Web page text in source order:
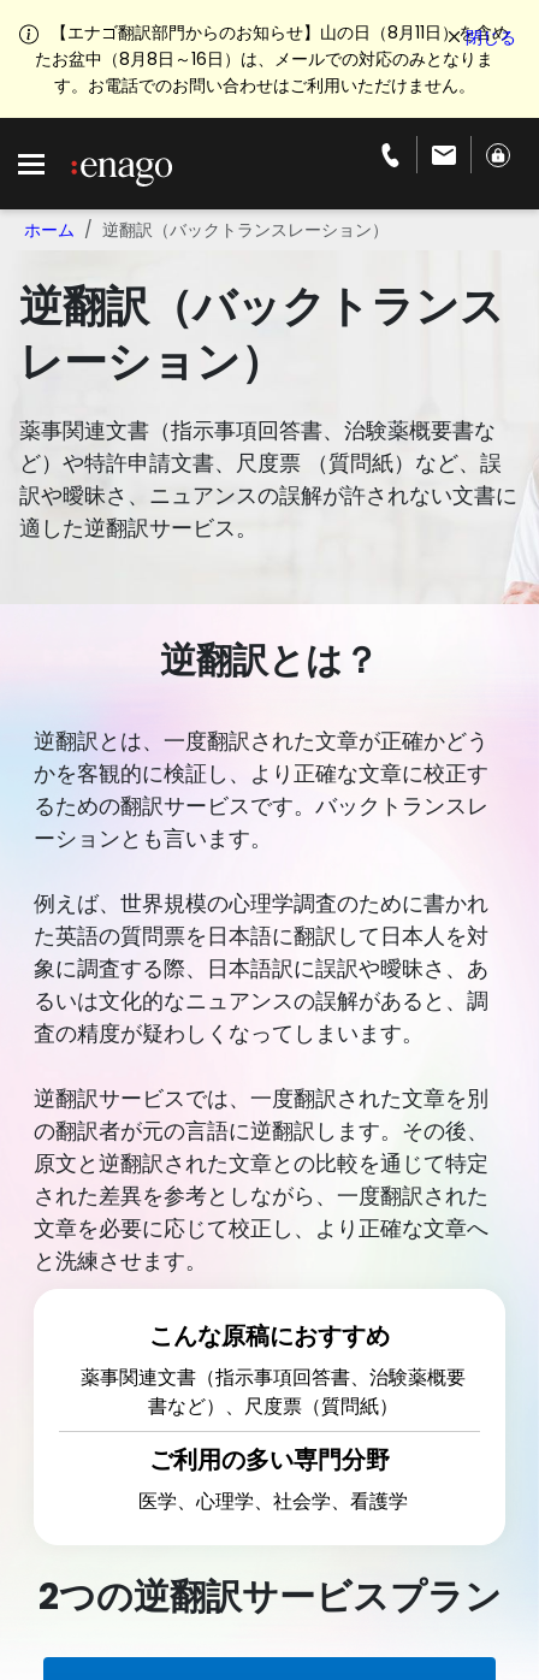
【エナゴ翻訳部門からのお知らせ】山の日（8月11日）を含め
たお盆中（8月8日～16日）は、メールでの対応のみとなりま
す。お電話でのお問い合わせはご利用いただけません。
ホーム 逆翻訳（バックトランスレーション）
逆翻訳（バックトランス
レーション）
薬事関連文書（指示事項回答書、治験薬概要書な
ど）や特許申請文書、尺度票 （質問紙）など、誤
訳や曖昧さ、ニュアンスの誤解が許されない文書に
適した逆翻訳サービス。
逆翻訳とは？
逆翻訳とは、一度翻訳された文章が正確かどう
かを客観的に検証し、より正確な文章に校正す
るための翻訳サービスです。バックトランスレ
ーションとも言います。
例えば、世界規模の心理学調査のために書かれ
た英語の質問票を日本語に翻訳して日本人を対
象に調査する際、日本語訳に誤訳や曖昧さ、あ
るいは文化的なニュアンスの誤解があると、調
査の精度が疑わしくなってしまいます。
逆翻訳サービスでは、一度翻訳された文章を別
の翻訳者が元の言語に逆翻訳します。その後、
原文と逆翻訳された文章との比較を通じて特定
された差異を参考としながら、一度翻訳された
文章を必要に応じて校正し、より正確な文章へ
と洗練させます。
こんな原稿におすすめ
薬事関連文書（指示事項回答書、治験薬概要
書など）、尺度票（質問紙）
ご利用の多い専門分野
医学、心理学、社会学、看護学
2つの逆翻訳サービスプラン